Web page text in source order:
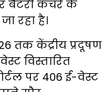
बैटरी कचरे के
रहा है।
तक केंद्रीय प्रदूषण
विस्तारित
पर 406 ई-वेस्ट